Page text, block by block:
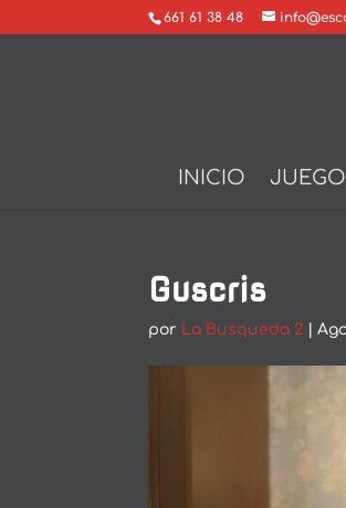
661 61 38 48
INICIO
Guscris
por La Busqueda 2 |